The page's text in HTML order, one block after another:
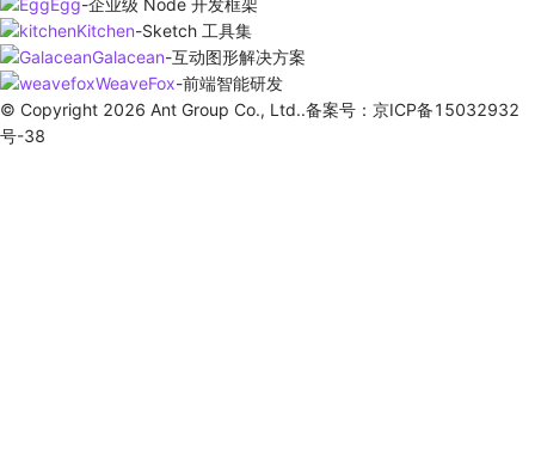
Egg-企业级 Node 开发框架
Kitchen-Sketch 工具集
Galacean-互动图形解决方案
WeaveFox-前端智能研发
© Copyright 2026 Ant Group Co., Ltd..备案号：京ICP备15032932
号-38